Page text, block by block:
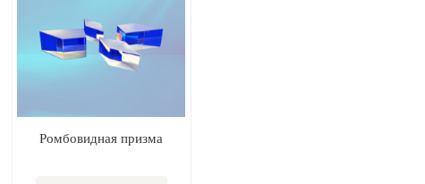
Ромбовидная призма